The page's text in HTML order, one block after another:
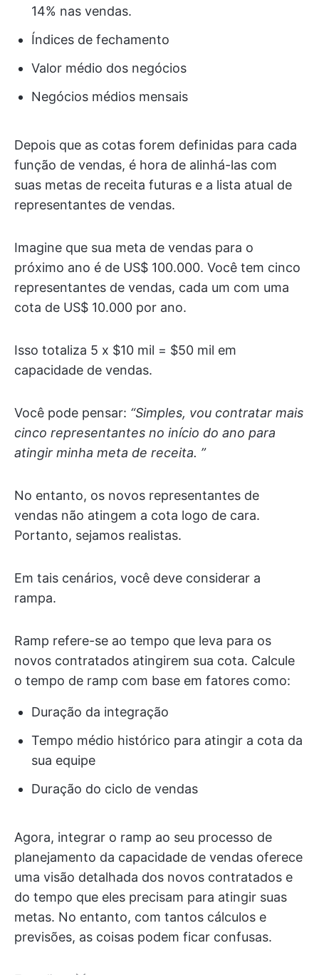
14% nas vendas.
Índices de fechamento
Valor médio dos negócios
Negócios médios mensais
Depois que as cotas forem definidas para cada
função de vendas, é hora de alinhá-las com
suas metas de receita futuras e a lista atual de
representantes de vendas.
Imagine que sua meta de vendas para o
próximo ano é de US$ 100.000. Você tem cinco
representantes de vendas, cada um com uma
cota de US$ 10.000 por ano.
Isso totaliza 5 x $10 mil = $50 mil em
capacidade de vendas.
Você pode pensar: “Simples, vou contratar mais
cinco representantes no início do ano para
atingir minha meta de receita. ”
No entanto, os novos representantes de
vendas não atingem a cota logo de cara.
Portanto, sejamos realistas.
Em tais cenários, você deve considerar a
rampa.
Ramp refere-se ao tempo que leva para os
novos contratados atingirem sua cota. Calcule
o tempo de ramp com base em fatores como:
Duração da integração
Tempo médio histórico para atingir a cota da
sua equipe
Duração do ciclo de vendas
Agora, integrar o ramp ao seu processo de
planejamento da capacidade de vendas oferece
uma visão detalhada dos novos contratados e
do tempo que eles precisam para atingir suas
metas. No entanto, com tantos cálculos e
previsões, as coisas podem ficar confusas.